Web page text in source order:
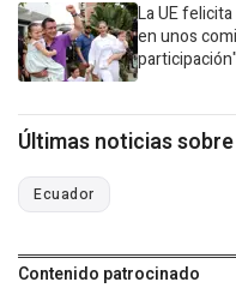
La UE
en unos
participación"
Últimas noticias
Ecuador
Contenido patrocinado